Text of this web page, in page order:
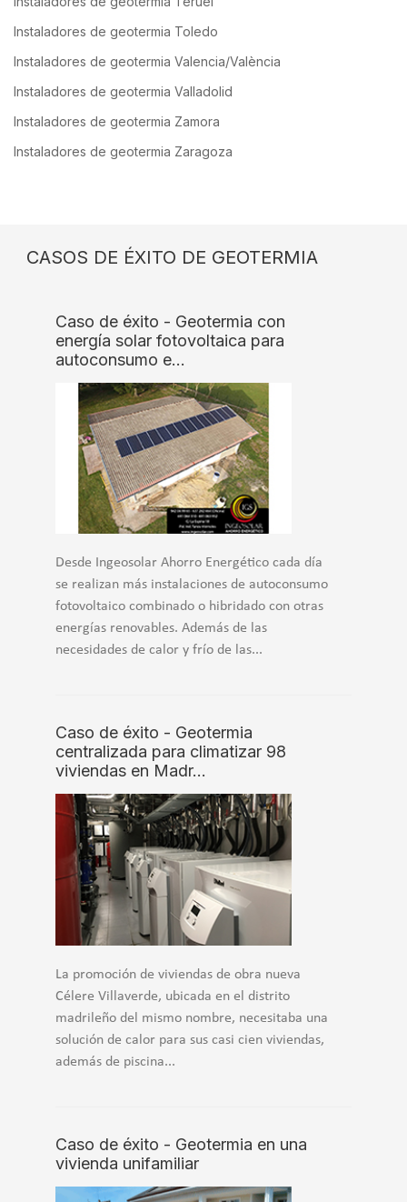
Instaladores de geotermia Toledo
Instaladores de geotermia Valencia/València
Instaladores de geotermia Valladolid
Instaladores de geotermia Zamora
Instaladores de geotermia Zaragoza
CASOS DE ÉXITO DE GEOTERMIA
Caso de éxito - Geotermia con
energía solar fotovoltaica para
autoconsumo e…
Desde Ingeosolar Ahorro Energético cada día
se realizan más instalaciones de autoconsumo
fotovoltaico combinado o hibridado con otras
energías renovables. Además de las
necesidades de calor y frío de las...
Caso de éxito - Geotermia
centralizada para climatizar 98
viviendas en Madr…
La promoción de viviendas de obra nueva
Célere Villaverde, ubicada en el distrito
madrileño del mismo nombre, necesitaba una
solución de calor para sus casi cien viviendas,
además de piscina...
Caso de éxito - Geotermia en una
vivienda unifamiliar